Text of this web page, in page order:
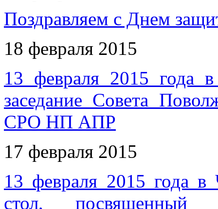
Поздравляем с Днем
18 февраля 2015
13 февраля 2015 года
заседание Совета
СРО НП АПР
17 февраля 2015
13 февраля 2015 года в
стол, посвященный